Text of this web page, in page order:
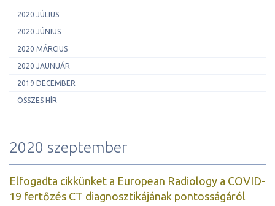
2020 JÚLIUS
2020 JÚNIUS
2020 MÁRCIUS
2020 JAUNUÁR
2019 DECEMBER
ÖSSZES HÍR
2020 szeptember
Elfogadta cikkünket a European Radiology a COVID-
19 fertőzés CT diagnosztikájának pontosságáról